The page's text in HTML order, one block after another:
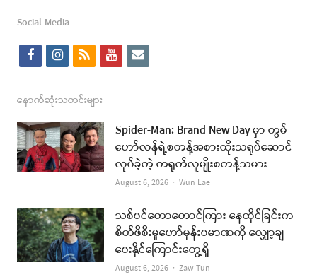
Social Media
f
c
e
b
o
k
i
s
t
a
g
a
m
r
s
y
t
u
b
e
e
i
l
နောက်ဆုံးသတင်းများ
Spider-Man: Brand New Day မှာ တွမ်
ဟော်လန်ရဲ့စတန့်အစားထိုးသရုပ်ဆောင်
လုပ်ခဲ့တဲ့ တရုတ်လူမျိုးစတန့်သမား
August 6, 2026 Author
Wun Lae
သစ်ပင်တောတောင်ကြား နေထိုင်ခြင်းက
စိတ်ဖိစီးမှုဟော်မုန်းပမာဏကို လျှော့ချ
ပေးနိုင်ကြောင်းတွေ့ရှိ
August 6, 2026 Author
Zaw Tun